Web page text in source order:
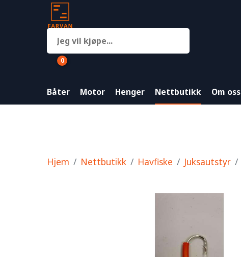
0
Båter Motor Henger Nettbutikk Om oss
Hjem Nettbutikk Havfiske Juksautstyr